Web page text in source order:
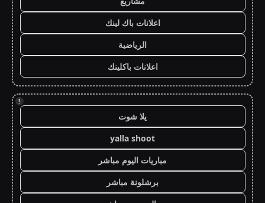
اعلانات باك لينك
الرياضية
اعلانات باكلينك
!
يلا شوت
yalla shoot
مباريات اليوم مباشر
برشلونة مباشر